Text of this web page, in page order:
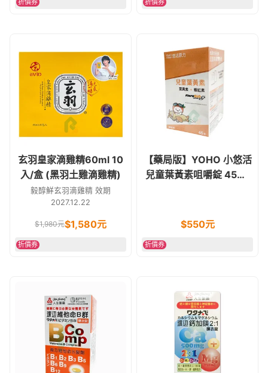
玄羽皇家滴雞精60ml 10
入/盒 (黑羽土雞滴雞精)
毅醇鮮玄羽滴雞精 效期
2027.12.22
$1,980元$1,580元
折價券
【藥局版】YOHO 小悠活
兒童葉黃素咀嚼錠 45錠/
$550元
折價券